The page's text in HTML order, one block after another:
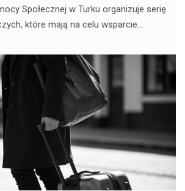
Społecznej w Turku organizuje serię
które mają na celu wsparcie…